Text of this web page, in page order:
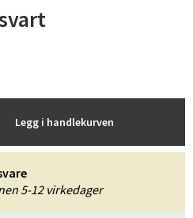
Legg i handlekurven
5-12 virkedager